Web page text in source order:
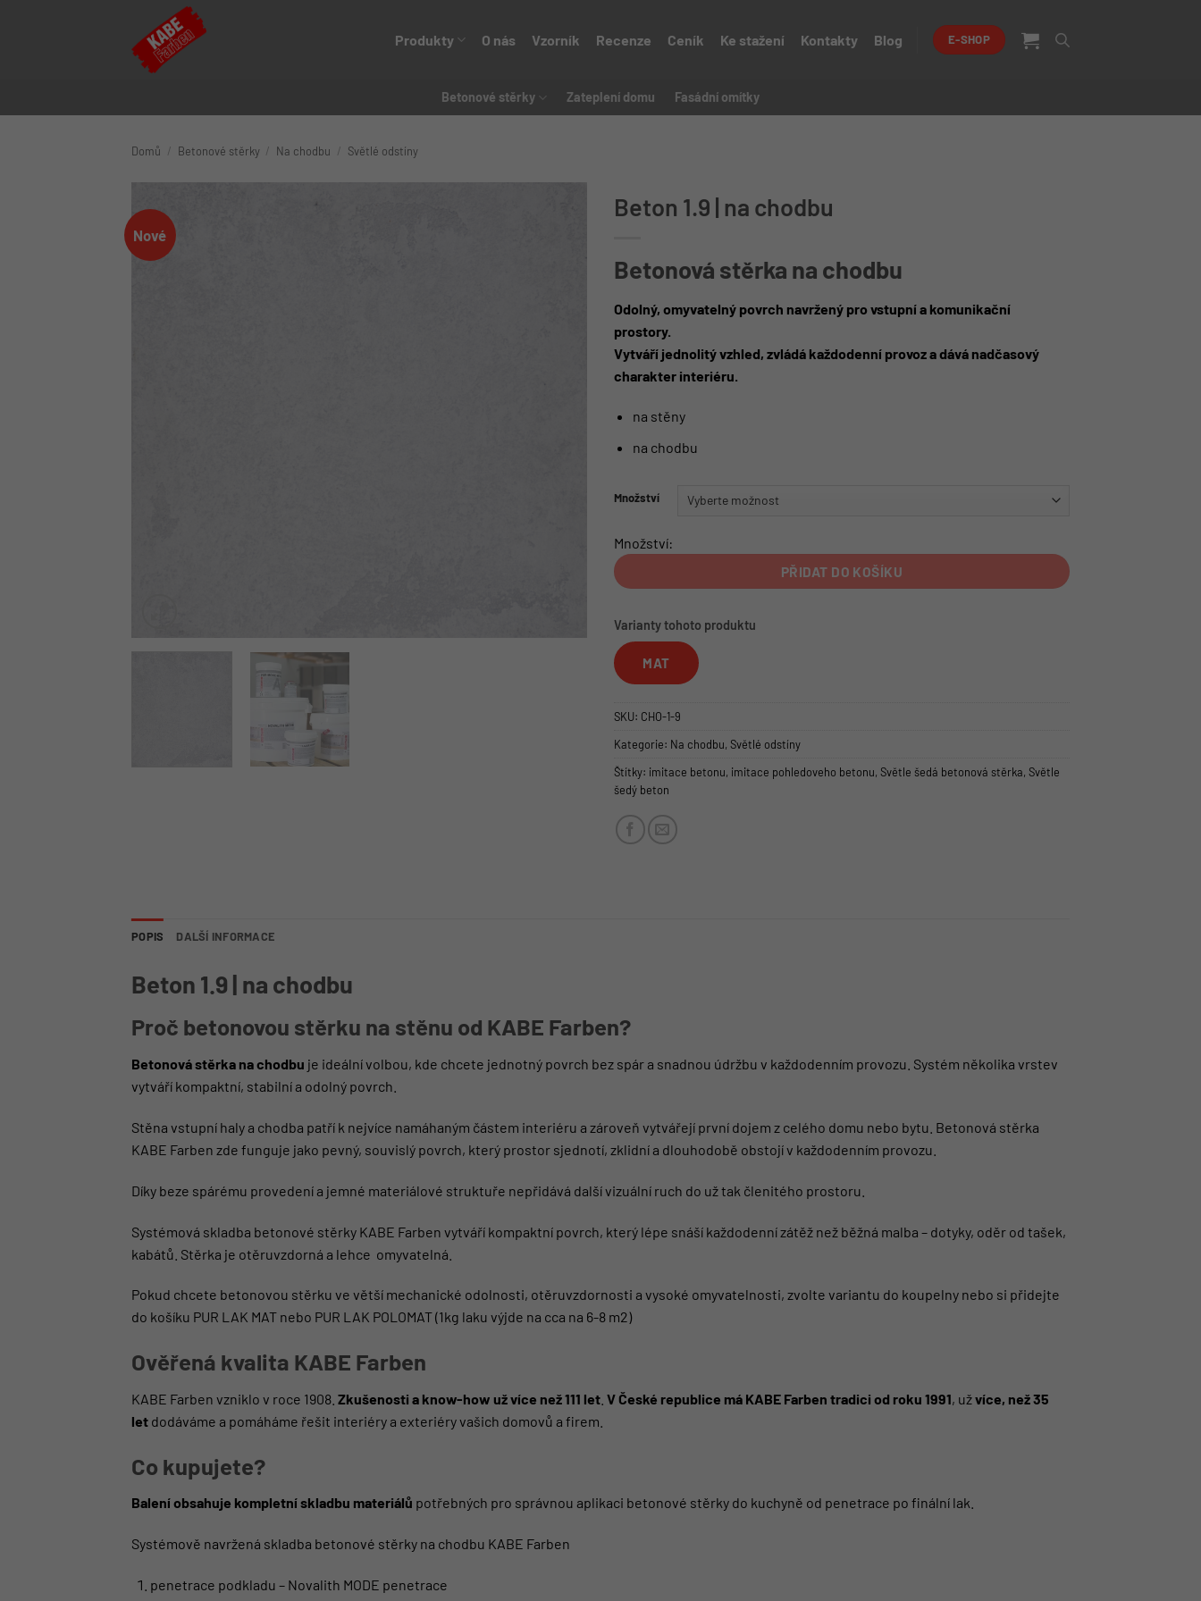
Produkty O nás Vzorník Recenze Ceník Ke stažení Kontakty Blog E-SHOP
Betonové stěrky Zateplení domu Fasádní omítky
Domů / Betonové stěrky / Na chodbu / Světlé odstíny
Nové
Beton 1.9 | na chodbu
Betonová stěrka na chodbu
Odolný, omyvatelný povrch navržený pro vstupní a komunikační
prostory.
Vytváří jednolitý vzhled, zvládá každodenní provoz a dává nadčasový
charakter interiéru.
na stěny
na chodbu
Množství
Množství:
PŘIDAT DO KOŠÍKU
Varianty tohoto produktu
MAT
SKU: CHO-1-9
Kategorie: Na chodbu, Světlé odstíny
Štítky: imitace betonu, imitace pohledoveho betonu, Světle šedá betonová stěrka, Světle
šedý beton
POPIS DALŠÍ INFORMACE
Beton 1.9 | na chodbu
Proč betonovou stěrku na stěnu od KABE Farben?
Betonová stěrka na chodbu je ideální volbou, kde chcete jednotný povrch bez spár a snadnou údržbu v každodenním provozu. Systém několika vrstev
vytváří kompaktní, stabilní a odolný povrch.
Stěna vstupní haly a chodba patří k nejvíce namáhaným částem interiéru a zároveň vytvářejí první dojem z celého domu nebo bytu. Betonová stěrka
KABE Farben zde funguje jako pevný, souvislý povrch, který prostor sjednotí, zklidní a dlouhodobě obstojí v každodenním provozu.
Díky beze spárému provedení a jemné materiálové struktuře nepřidává další vizuální ruch do už tak členitého prostoru.
Systémová skladba betonové stěrky KABE Farben vytváří kompaktní povrch, který lépe snáší každodenní zátěž než běžná malba – dotyky, oděr od tašek,
kabátů. Stěrka je otěruvzdorná a lehce omyvatelná.
Pokud chcete betonovou stěrku ve větší mechanické odolnosti, otěruvzdornosti a vysoké omyvatelnosti, zvolte variantu do koupelny nebo si přidejte
do košíku PUR LAK MAT nebo PUR LAK POLOMAT(1kg laku výjde na cca na 6-8 m2)
Ověřená kvalita KABE Farben
KABE Farben vzniklo v roce 1908. Zkušenosti a know-how už více než 111 let V České republice má KABE Farben tradici od roku 1991, užvíce, než 35
let dodáváme a pomáháme řešit interiéry a exteriéry vašich domovů a firem.
Co kupujete?
Balení obsahuje kompletní skladbu materiálů potřebných pro správnou aplikaci betonové stěrky do kuchyně od penetrace po finální lak.
Systémově navržená skladba betonové stěrky na chodbu KABE Farben
penetrace podkladu – Novalith MODE penetrace